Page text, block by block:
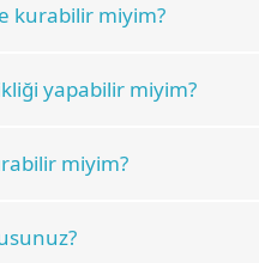
kurabilir miyim?
yapabilir miyim?
miyim?